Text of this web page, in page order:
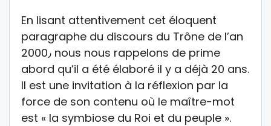
En lisant attentivement cet éloquent
paragraphe du discours du Trône de l’an
2000٫ nous nous rappelons de prime
abord qu’il a été élaboré il y a déjà 20 ans.
Il est une invitation à la réflexion par la
force de son contenu où le maître-mot
est « la symbiose du Roi et du peuple ».